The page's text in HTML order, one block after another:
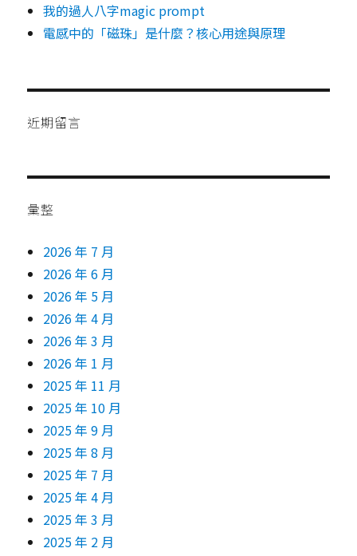
我的過人八字magic prompt
電感中的「磁珠」是什麼？核心用途與原理
近期留言
彙整
2026 年 7 月
2026 年 6 月
2026 年 5 月
2026 年 4 月
2026 年 3 月
2026 年 1 月
2025 年 11 月
2025 年 10 月
2025 年 9 月
2025 年 8 月
2025 年 7 月
2025 年 4 月
2025 年 3 月
2025 年 2 月